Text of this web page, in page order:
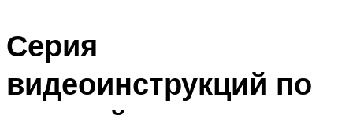
Серия
видеоинструкций по